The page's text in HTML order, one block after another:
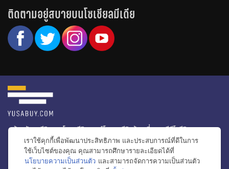
ติดตามอยู่สบายบนโซเชียลมีเดีย
หน้าหลัก รีวิวคอนโด รีวิวทาวน์โฮม รีวิวบ้านเดี่ยว
วีดีโอรีวิว
ไอเดียแต่งบ้าน
ข่าวอสังหาริมทรัพย์
โปรโมชั่นบ้านและคอนโด
โครงการน่าสนใจ
เราใช้คุกกี้เพื่อพัฒนาประสิทธิภาพ และประสบการณ์ที่ดีในการ
ใช้เว็บไซต์ของคุณ คุณสามารถศึกษารายละเอียดได้ที่
นโยบายความเป็นส่วนตัว และสามารถจัดการความเป็นส่วนตัว